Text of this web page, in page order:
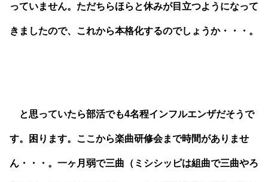
っていません。ただちらほらと休みが目立つようになって
きましたので、これから本格化するのでしょうか・・・。
と思っていたら部活でも4名程インフルエンザだそうで
す。困ります。ここから楽曲研修会まで時間がありませ
ん・・・。一ヶ月弱で三曲（ミシシッピは組曲で三曲やろ